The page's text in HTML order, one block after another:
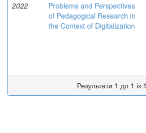
2022
Problems and Perspectives
of Pedagogical Research in
the Context of Digitalization
Результати 1 до 1 із 1